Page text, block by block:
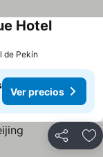
Hotel
de Pekín
Ver precios
Compartir